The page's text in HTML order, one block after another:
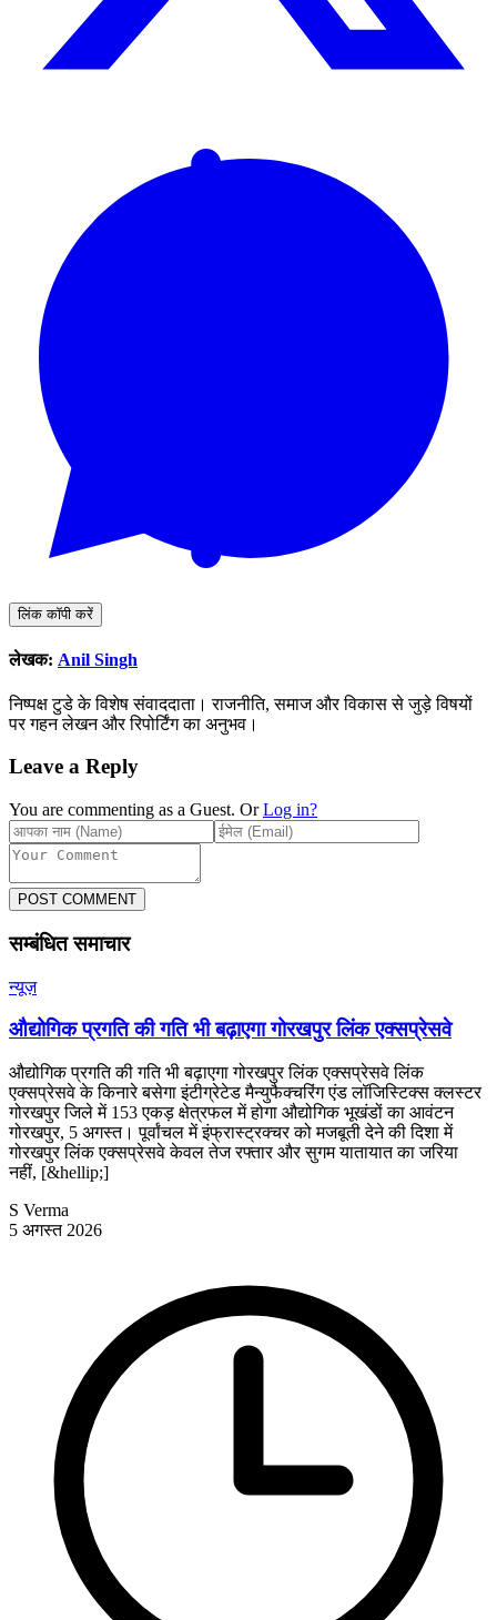
लिंक कॉपी करें
लेखक: Anil Singh
निष्पक्ष टुडे के विशेष संवाददाता। राजनीति, समाज और विकास से जुड़े विषयों
पर गहन लेखन और रिपोर्टिंग का अनुभव।
Leave a Reply
You are commenting as a Guest. Or Log in?
POST COMMENT
सम्बंधित समाचार
न्यूज़
औद्योगिक प्रगति की गति भी बढ़ाएगा गोरखपुर लिंक एक्सप्रेसवे
औद्योगिक प्रगति की गति भी बढ़ाएगा गोरखपुर लिंक एक्सप्रेसवे लिंक
एक्सप्रेसवे के किनारे बसेगा इंटीग्रेटेड मैन्युफैक्चरिंग एंड लॉजिस्टिक्स क्लस्टर
गोरखपुर जिले में 153 एकड़ क्षेत्रफल में होगा औद्योगिक भूखंडों का आवंटन
गोरखपुर, 5 अगस्त। पूर्वांचल में इंफ्रास्ट्रक्चर को मजबूती देने की दिशा में
गोरखपुर लिंक एक्सप्रेसवे केवल तेज रफ्तार और सुगम यातायात का जरिया
नहीं, [&hellip;]
S Verma
5 अगस्त 2026